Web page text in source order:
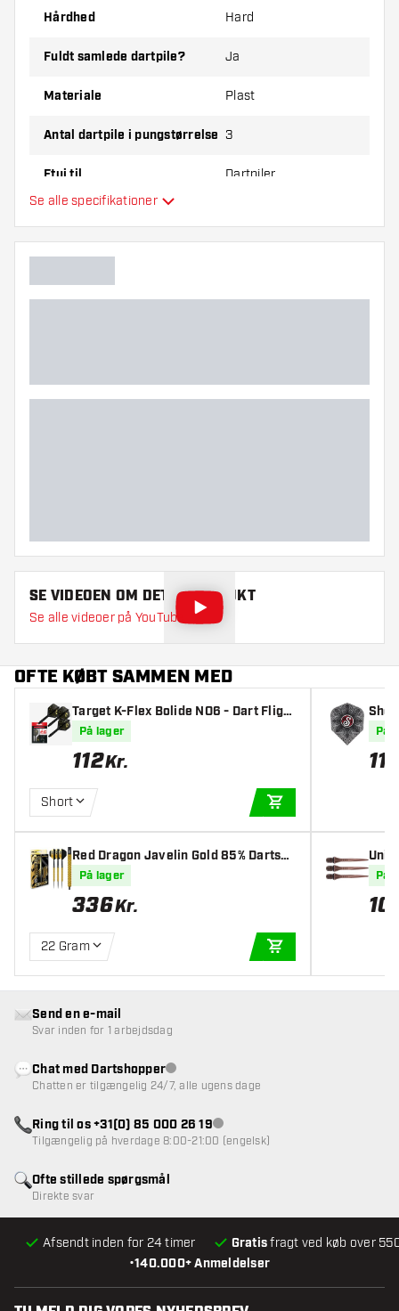
Hårdhed Hard
Fuldt samlede dartpile? Ja
Materiale Plast
Antal dartpile i pungstørrelse 3
Etui til Dartpiler
Se alle specifikationer
SE VIDEOEN OM DETTE PRODUKT
Se alle videoer på YouTube
OFTE KØBT SAMMEN MED
Target K-Flex Bolide NO6 - Dart Flight
På lager
112Kr.
Short
Red Dragon Javelin Gold 85% Dartsho
pper Exclusives - Dartpile
På lager
336Kr.
22 Gram
Shot
hts
På
11
På
•140.000+ Anmeldelser
Afsendt inden for 24 timer Gratisfragt ved køb over
Ofte stillede spørgsmål
Direkte svar
Send en e-mail
Svar inden for 1 arbejdsdag
Chat med DartshopperKundeservice ikke tilgængelig
Chatten er tilgængelig 24/7, alle ugens dage
Ring til os +31(0) 85 000 26 19Kundeservice ikke tilgængelig
Tilgængelig på hverdage 8:00-21:00 (engelsk)